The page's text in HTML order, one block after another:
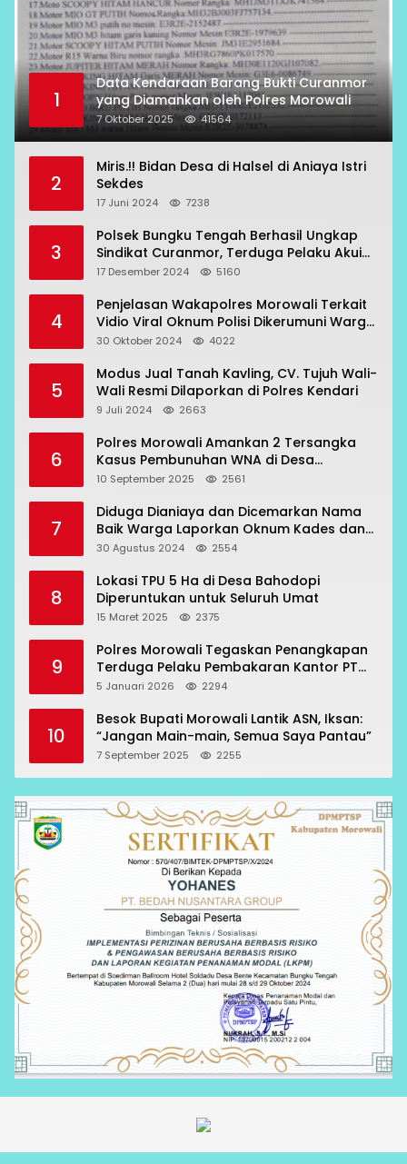
1
Data Kendaraan Barang Bukti Curanmor
yang Diamankan oleh Polres Morowali
7 Oktober 2025 41564
2
Miris.!! Bidan Desa di Halsel di Aniaya Istri
Sekdes
17 Juni 2024 7238
3
Polsek Bungku Tengah Berhasil Ungkap
Sindikat Curanmor, Terduga Pelaku Akui
Beraksi di 7 Lokasi
17 Desember 2024 5160
4
Penjelasan Wakapolres Morowali Terkait
Vidio Viral Oknum Polisi Dikerumuni Warga
Bahodopi
30 Oktober 2024 4022
5
Modus Jual Tanah Kavling, CV. Tujuh Wali-
Wali Resmi Dilaporkan di Polres Kendari
9 Juli 2024 2663
6
Polres Morowali Amankan 2 Tersangka
Kasus Pembunuhan WNA di Desa
Topogaro
10 September 2025 2561
7
Diduga Dianiaya dan Dicemarkan Nama
Baik Warga Laporkan Oknum Kades dan
Oknum Polisi
30 Agustus 2024 2554
8
Lokasi TPU 5 Ha di Desa Bahodopi
Diperuntukan untuk Seluruh Umat
15 Maret 2025 2375
9
Polres Morowali Tegaskan Penangkapan
Terduga Pelaku Pembakaran Kantor PT
RCP Sesuai Prosedur
5 Januari 2026 2294
10
Besok Bupati Morowali Lantik ASN, Iksan:
“Jangan Main-main, Semua Saya Pantau”
7 September 2025 2255